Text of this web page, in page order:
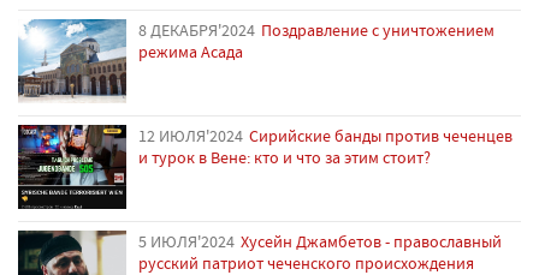
8 ДЕКАБРЯ'2024 Поздравление с уничтожением
режима Асада
12 ИЮЛЯ'2024 Сирийские банды против чеченцев
и турок в Вене: кто и что за этим стоит?
5 ИЮЛЯ'2024 Хусейн Джамбетов - православный
русский патриот чеченского происхождения